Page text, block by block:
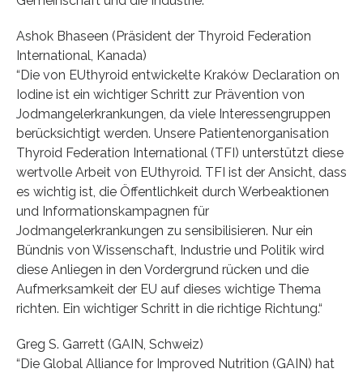
Ashok Bhaseen (Präsident der Thyroid Federation
International, Kanada)
“Die von EUthyroid entwickelte Kraków Declaration on
Iodine ist ein wichtiger Schritt zur Prävention von
Jodmangelerkrankungen, da viele Interessengruppen
berücksichtigt werden. Unsere Patientenorganisation
Thyroid Federation International (TFI) unterstützt diese
wertvolle Arbeit von EUthyroid. TFI ist der Ansicht, dass
es wichtig ist, die Öffentlichkeit durch Werbeaktionen
und Informationskampagnen für
Jodmangelerkrankungen zu sensibilisieren. Nur ein
Bündnis von Wissenschaft, Industrie und Politik wird
diese Anliegen in den Vordergrund rücken und die
Aufmerksamkeit der EU auf dieses wichtige Thema
richten. Ein wichtiger Schritt in die richtige Richtung.“
Greg S. Garrett (GAIN, Schweiz)
“Die Global Alliance for Improved Nutrition (GAIN) hat